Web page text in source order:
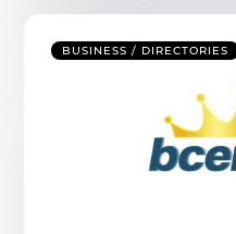
BUSINESS / DIRECTORIES